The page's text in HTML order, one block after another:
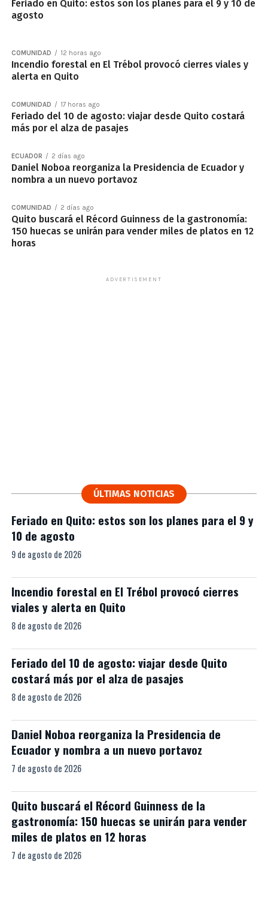
Feriado en Quito: estos son los planes para el 9 y 10 de
agosto
COMUNIDAD 12 horas ago
Incendio forestal en El Trébol provocó cierres viales y
alerta en Quito
COMUNIDAD 17 horas ago
Feriado del 10 de agosto: viajar desde Quito costará
más por el alza de pasajes
ECUADOR 2 días ago
Daniel Noboa reorganiza la Presidencia de Ecuador y
nombra a un nuevo portavoz
COMUNIDAD 2 días ago
Quito buscará el Récord Guinness de la gastronomía:
150 huecas se unirán para vender miles de platos en 12
horas
ADVERTISEMENT
ÚLTIMAS NOTICIAS
Feriado en Quito: estos son los planes para el 9 y
10 de agosto
9 de agosto de 2026
Incendio forestal en El Trébol provocó cierres
viales y alerta en Quito
8 de agosto de 2026
Feriado del 10 de agosto: viajar desde Quito
costará más por el alza de pasajes
8 de agosto de 2026
Daniel Noboa reorganiza la Presidencia de
Ecuador y nombra a un nuevo portavoz
7 de agosto de 2026
Quito buscará el Récord Guinness de la
gastronomía: 150 huecas se unirán para vender
miles de platos en 12 horas
7 de agosto de 2026